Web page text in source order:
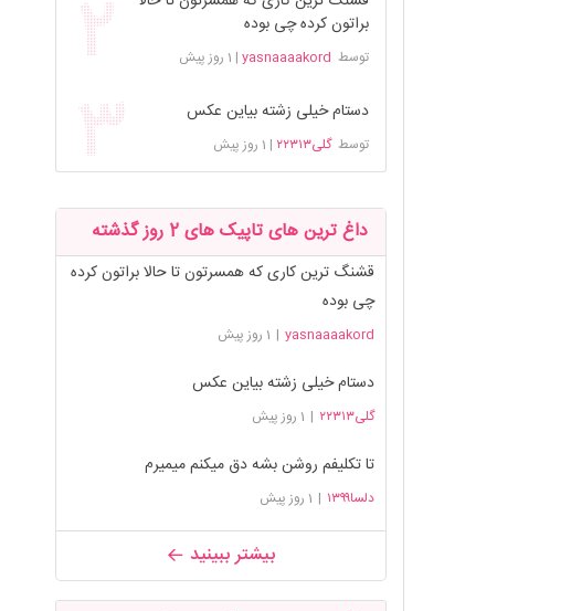
براتون کرده چی بوده
توسط yasnaaaakord
| 1 روز پیش
دستام خیلی زشته بیاین عکس
توسطگلی۲۲۳۱۳ | 1 روز پیش
داغ ترین های تاپیک های 2 روز گذشته
قشنگ ترین کاری که همسرتون تا حالا براتون کرده
چی بوده
yasnaaaakord
| 1 روز پیش
دستام خیلی زشته بیاین عکس
گلی۲۲۳۱۳ | 1 روز پیش
تا تکلیفم روشن بشه دق میکنم میمیرم
دلسا۱۳۹۹ | 1 روز پیش
بیشتر ببینید